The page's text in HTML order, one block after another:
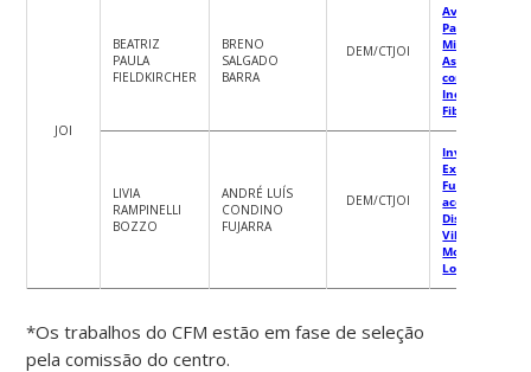
JOI
BEATRIZ
PAULA
FIELDKIRCHER
BRENO
SALGADO
BARRA
DEM/CTJOI
Avaliação
Paramétrica
Misturas
Asfálticas
com a
Incorporação
Fibra de Sisal
LIVIA
RAMPINELLI
BOZZO
ANDRÉ LUÍS
CONDINO
FUJARRA
DEM/CTJOI
Investigação
Experimental
Fundamentos
acerca de
Dissipativos
Vibrações em
Modelos
Longos
*Os trabalhos do CFM estão em fase de seleção
pela comissão do centro.